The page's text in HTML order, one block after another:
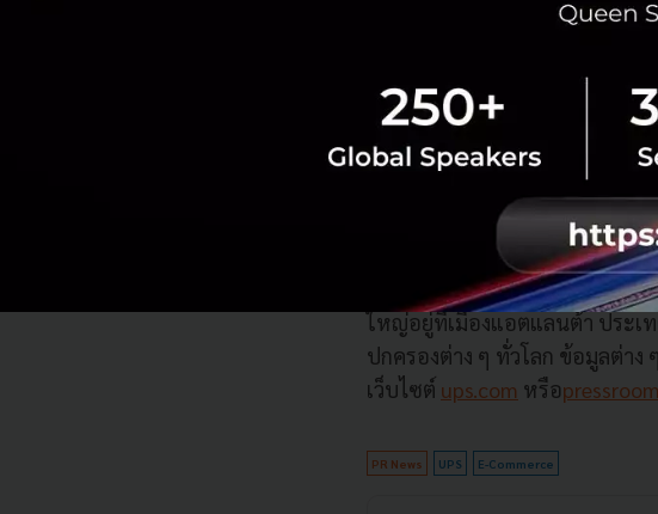
การศึกษาประจำปี 2562 จัดทำใ
แบบสอบถามซึ่งเป็นฝ่ายจัดซื้อชิ้
15 อุตสาหกรรม จำนวนกว่า
เกี่ยวกับยูพีเอส
ยูพีเอส เป็นผู้นำระดับโลกในธุร
ส่งพัสดุภัณฑ์และคอนเทนเนอร์
การมุ่งใช้เทคโนโลยีที่ทันสมัยเ
ใหญ่อยู่ที่เมืองแอตแลนต้า ประเ
ปกครองต่าง ๆ ทั่วโลก ข้อมูลต่า
เว็บไซต์ ups.com หรือ
PR News UPS E-Commerce